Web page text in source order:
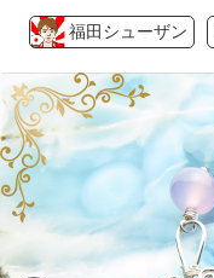
福田シューザン